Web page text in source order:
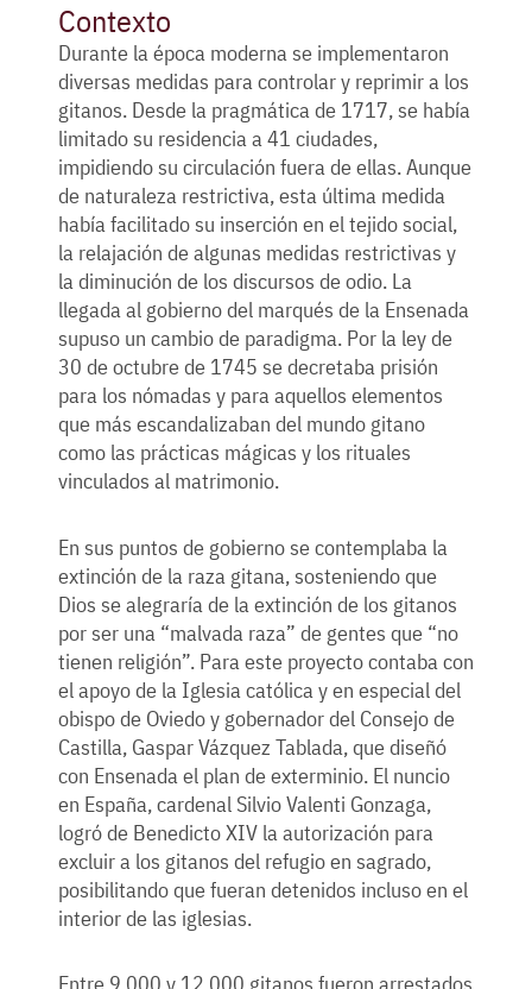
Contexto
Durante la época moderna se implementaron
diversas medidas para controlar y reprimir a los
gitanos. Desde la pragmática de 1717, se había
limitado su residencia a 41 ciudades,
impidiendo su circulación fuera de ellas. Aunque
de naturaleza restrictiva, esta última medida
había facilitado su inserción en el tejido social,
la relajación de algunas medidas restrictivas y
la diminución de los discursos de odio. La
llegada al gobierno del marqués de la Ensenada
supuso un cambio de paradigma. Por la ley de
30 de octubre de 1745 se decretaba prisión
para los nómadas y para aquellos elementos
que más escandalizaban del mundo gitano
como las prácticas mágicas y los rituales
vinculados al matrimonio.
En sus puntos de gobierno se contemplaba la
extinción de la raza gitana, sosteniendo que
Dios se alegraría de la extinción de los gitanos
por ser una “malvada raza” de gentes que “no
tienen religión”. Para este proyecto contaba con
el apoyo de la Iglesia católica y en especial del
obispo de Oviedo y gobernador del Consejo de
Castilla, Gaspar Vázquez Tablada, que diseñó
con Ensenada el plan de exterminio. El nuncio
en España, cardenal Silvio Valenti Gonzaga,
logró de Benedicto XIV la autorización para
excluir a los gitanos del refugio en sagrado,
posibilitando que fueran detenidos incluso en el
interior de las iglesias.